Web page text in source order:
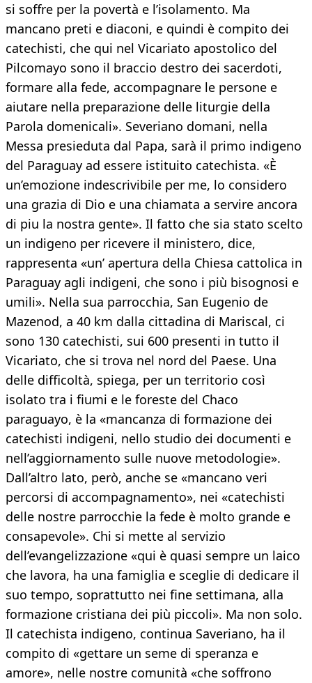
si soffre per la povertà e l’isolamento. Ma
mancano preti e diaconi, e quindi è compito dei
catechisti, che qui nel Vicariato apostolico del
Pilcomayo sono il braccio destro dei sacerdoti,
formare alla fede, accompagnare le persone e
aiutare nella preparazione delle liturgie della
Parola domenicali». Severiano domani, nella
Messa presieduta dal Papa, sarà il primo indigeno
del Paraguay ad essere istituito catechista. «È
un’emozione indescrivibile per me, lo considero
una grazia di Dio e una chiamata a servire ancora
di piu la nostra gente». Il fatto che sia stato scelto
un indigeno per ricevere il ministero, dice,
rappresenta «un’ apertura della Chiesa cattolica in
Paraguay agli indigeni, che sono i più bisognosi e
umili». Nella sua parrocchia, San Eugenio de
Mazenod, a 40 km dalla cittadina di Mariscal, ci
sono 130 catechisti, sui 600 presenti in tutto il
Vicariato, che si trova nel nord del Paese. Una
delle difficoltà, spiega, per un territorio così
isolato tra i fiumi e le foreste del Chaco
paraguayo, è la «mancanza di formazione dei
catechisti indigeni, nello studio dei documenti e
nell’aggiornamento sulle nuove metodologie».
Dall’altro lato, però, anche se «mancano veri
percorsi di accompagnamento», nei «catechisti
delle nostre parrocchie la fede è molto grande e
consapevole». Chi si mette al servizio
dell’evangelizzazione «qui è quasi sempre un laico
che lavora, ha una famiglia e sceglie di dedicare il
suo tempo, soprattutto nei fine settimana, alla
formazione cristiana dei più piccoli». Ma non solo.
Il catechista indigeno, continua Saveriano, ha il
compito di «gettare un seme di speranza e
amore», nelle nostre comunità «che soffrono